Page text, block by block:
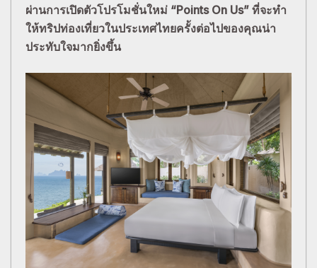
ผ่านการเปิดตัวโปรโมชั่นใหม่ “Points On Us” ที่จะทำ
ให้ทริปท่องเที่ยวในประเทศไทยครั้งต่อไปของคุณน่า
ประทับใจมากยิ่งขึ้น